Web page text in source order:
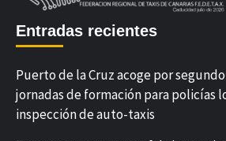
Entradas recientes
Puerto de la Cruz acoge por
jornadas de formación para policías
inspección de auto-taxis